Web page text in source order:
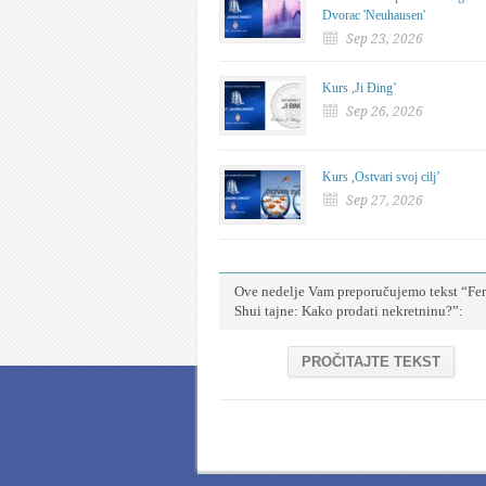
Dvorac 'Neuhausen'
Sep 23, 2026
Kurs ,Ji Đing’
Sep 26, 2026
Kurs ,Ostvari svoj cilj’
Sep 27, 2026
Ove nedelje Vam preporučujemo tekst
Shui tajne: Kako prodati nekretninu?”:
PROČITAJTE TEKST